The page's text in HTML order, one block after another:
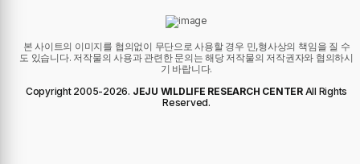
본 사이트의 이미지를 협의없이 무단으로 사용할 경우 민,형사상의 책임을 질 수
도 있습니다. 저작물의 사용과 관련한 문의는 해당 저작물의 저작권자와 협의하시
기 바랍니다.
Copyright 2005-2026. JEJU WILDLIFE RESEARCH CENTERAll Rights
Reserved.